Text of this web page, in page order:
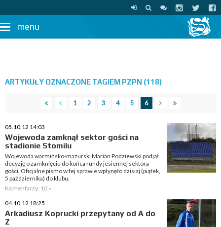
menu
ARTYKUŁY OZNACZONE TAGIEM PZPN (118)
1 2 3 4 5 6
05.10.12 14:03
Wojewoda zamknął sektor gości na
stadionie Stomilu
Wojewoda warmińsko-mazurski Marian Podziewski podjął
decyzję o zamknięciu do końca rundy jesiennej sektora
gości. Oficjalne pismo w tej sprawie wpłynęło dzisiaj (piątek,
5 października) do klubu.
Komentarzy: 10 »
04.10.12 18:25
Arkadiusz Koprucki przepytany od A do
Z